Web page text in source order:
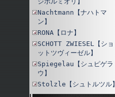
Nachtmann【ナハトマ
ン】
RONA【ロナ】
SCHOTT ZWIESEL【ショ
ットツヴィーゼル】
Spiegelau【シュピゲラ
ウ】
Stolzle【シュトルツル】